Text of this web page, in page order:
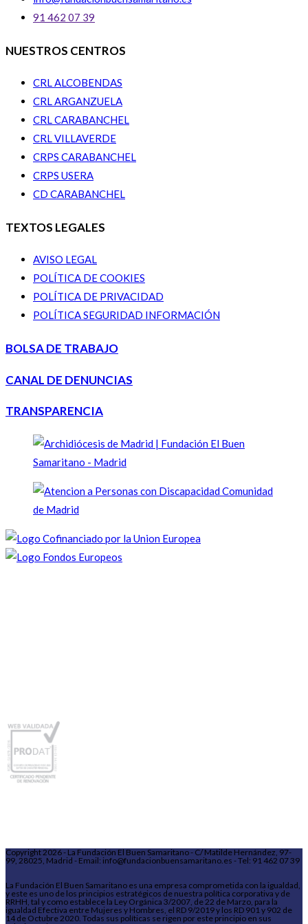
91 462 07 39
NUESTROS CENTROS
CRL ALCOBENDAS
CRL ARGANZUELA
CRL CARABANCHEL
CRL VILLAVERDE
CRPS CARABANCHEL
CRPS USERA
CD CARABANCHEL
TEXTOS LEGALES
AVISO LEGAL
POLÍTICA DE COOKIES
POLÍTICA DE PRIVACIDAD
POLÍTICA SEGURIDAD INFORMACIÓN
BOLSA DE TRABAJO
CANAL DE DENUNCIAS
TRANSPARENCIA
Copyright 2026 - La Fundación El Buen Samaritano - C/ Matilde Hernández, 97-
99, 28025, Madrid - Email: info@fundacionbuensamaritano.es - Tel: 91 462 07 39
La Fundación El Buen Samaritano es una empresa comprometida con la igualdad,
y este es uno de los principios estratégicos de nuestra política corporativa y de
RRHH, tal y como establece la Ley Orgánica 3/2007, de 22 de Marzo, para la
igualdad Efectiva entre Mujeres y Hombres, el RD 9/2019 y los RD 901 y 902 de
14 de Octubre 2020. Todas sus políticas se rigen por este principio en sus